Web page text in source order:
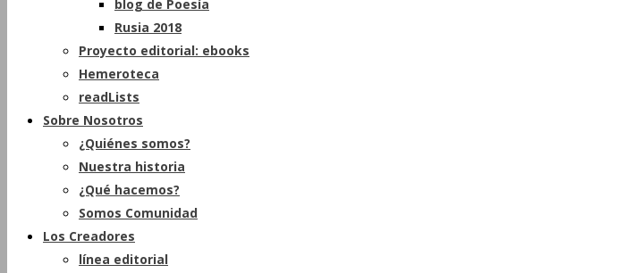
blog de Poesía
Rusia 2018
Proyecto editorial: ebooks
Hemeroteca
readLists
Sobre Nosotros
¿Quiénes somos?
Nuestra historia
¿Qué hacemos?
Somos Comunidad
Los Creadores
línea editorial